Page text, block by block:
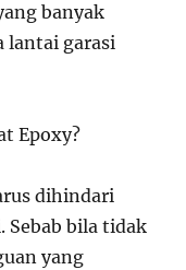
banyak
lantai garasi
Epoxy?
dihindari
Sebab bila tidak
yang